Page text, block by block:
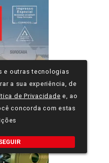
e outras tecnologias
a sua experiência, de
de Privacidade e, ao
concorda com estas